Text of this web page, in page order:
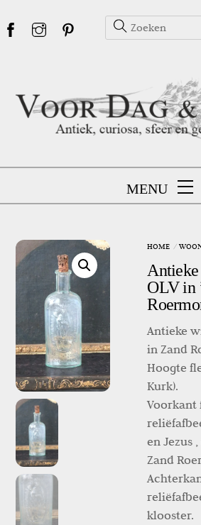
to
HOME
OLV in
Antieke
in Zand
Hoogte
Kurk).
Voorkant
en Jezus ,
Zand
klooster.